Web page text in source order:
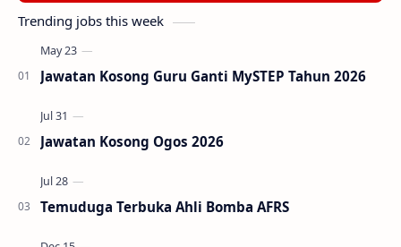
Trending jobs this week
Jawatan Kosong Guru Ganti MySTEP Tahun 2026
Jawatan Kosong Ogos 2026
Temuduga Terbuka Ahli Bomba AFRS